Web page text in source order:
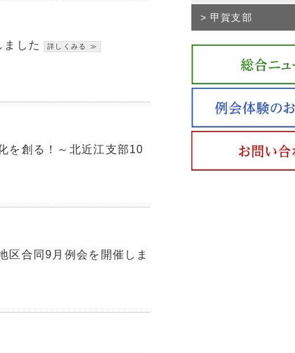
した
を創る！～北近江支部10
区合同9月例会を開催しま
甲賀支部